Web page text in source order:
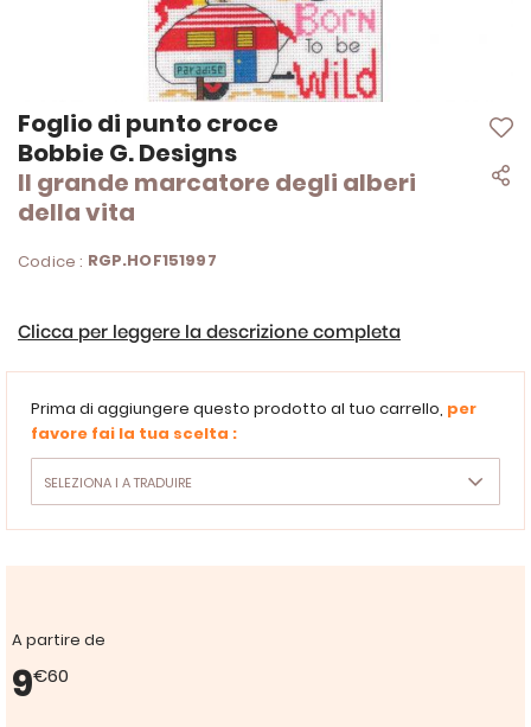
Foglio di punto croce
Bobbie G. Designs
Il grande marcatore degli alberi
della vita
Codice : RGP.HOF151997
Clicca per leggere la descrizione completa
Prima di aggiungere questo prodotto al tuo carrello, per
favore fai la tua scelta :
A partire de
9€60
Vai
all'inizio
della
galleria
di